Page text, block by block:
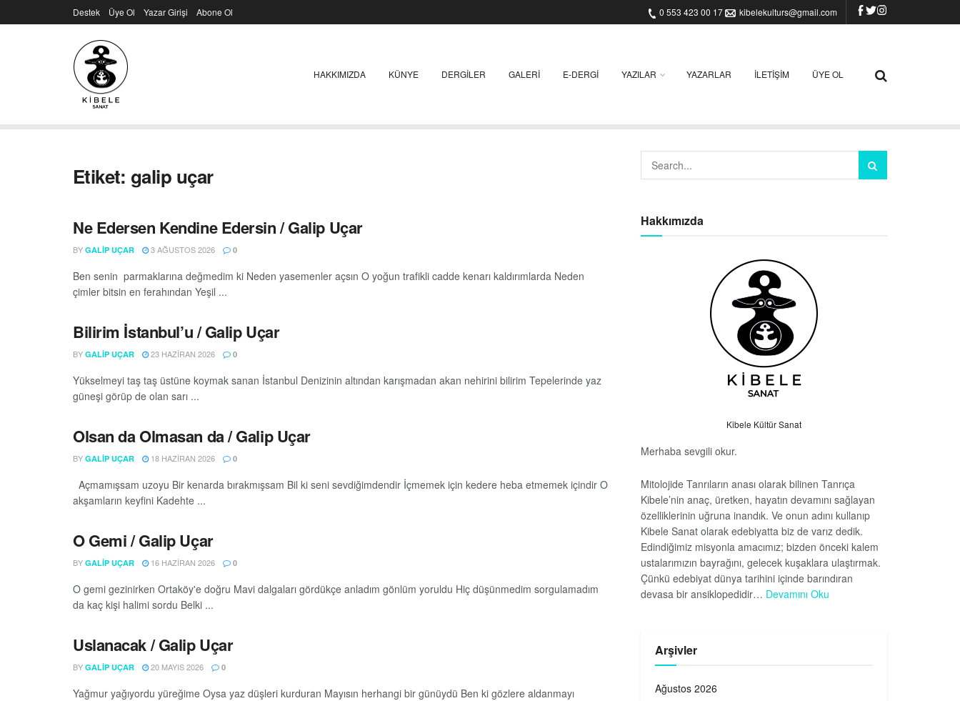
Destek Üye Ol Yazar Girişi Abone Ol 0 553 423 00 17 kibelekulturs@gmail.com
HAKKIMIZDA KÜNYE DERGILER GALERI E-DERGI YAZILAR YAZARLAR İLETIŞIM ÜYE OL
Etiket: galip uçar
Ne Edersen Kendine Edersin / Galip Uçar
BY GALIP UÇAR 3 AĞUSTOS 2026 0
Ben senin parmaklarına değmedim ki Neden yasemenler açsın O yoğun trafikli cadde kenarı kaldırımlarda Neden
çimler bitsin en ferahından Yeşil ...
Bilirim İstanbul’u / Galip Uçar
BY GALIP UÇAR 23 HAZIRAN 2026 0
Yükselmeyi taş taş üstüne koymak sanan İstanbul Denizinin altından karışmadan akan nehirini bilirim Tepelerinde yaz
güneşi görüp de olan sarı ...
Olsan da Olmasan da / Galip Uçar
BY GALIP UÇAR 18 HAZIRAN 2026 0
Açmamışsam uzoyu Bir kenarda bırakmışsam Bil ki seni sevdiğimdendir İçmemek için kedere heba etmemek içindir O
akşamların keyfini Kadehte ...
O Gemi / Galip Uçar
BY GALIP UÇAR 16 HAZIRAN 2026 0
O gemi gezinirken Ortaköy'e doğru Mavi dalgaları gördükçe anladım gönlüm yoruldu Hiç düşünmedim sorgulamadım
da kaç kişi halimi sordu Belki ...
Uslanacak / Galip Uçar
BY GALIP UÇAR 20 MAYIS 2026 0
Yağmur yağıyordu yüreğime Oysa yaz düşleri kurduran Mayısın herhangi bir günüydü Ben ki gözlere aldanmayı
Hakkımızda
Kibele Kültür Sanat
Merhaba sevgili okur.
Mitolojide Tanrıların anası olarak bilinen Tanrıça
Kibele’nin anaç, üretken, hayatın devamını sağlayan
özelliklerinin uğruna inandık. Ve onun adını kullanıp
Kibele Sanat olarak edebiyatta biz de varız dedik.
Edindiğimiz misyonla amacımız; bizden önceki kalem
ustalarımızın bayrağını, gelecek kuşaklara ulaştırmak.
Çünkü edebiyat dünya tarihini içinde barındıran
devasa bir ansiklopedidir… Devamını Oku
Arşivler
Ağustos 2026